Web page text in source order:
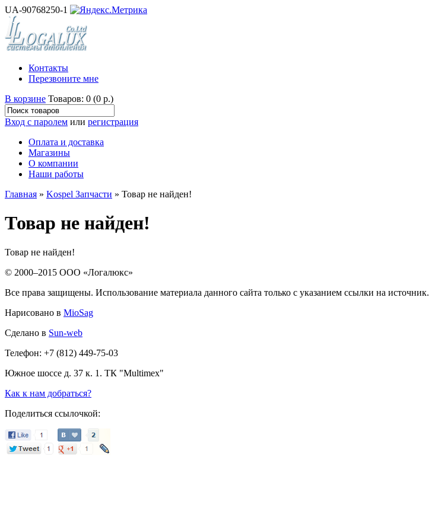
UA-90768250-1
Контакты
Перезвоните мне
В корзине Товаров: 0 (0 р.)
Вход с паролем или регистрация
Оплата и доставка
Магазины
О компании
Наши работы
Главная » Kospel Запчасти » Товар не найден!
Товар не найден!
Товар не найден!
© 2000–2015 ООО «Логалюкс»
Все права защищены. Использование материала данного сайта только с указанием ссылки на источник.
Нарисовано в MioSag
Сделано в Sun-web
Телефон: +7 (812) 449-75-03
Южное шоссе д. 37 к. 1. ТК "Multimex"
Как к нам добраться?
Поделиться ссылочкой: